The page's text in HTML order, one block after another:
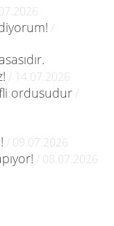
/
/ 14.07.2026
ordusudur/
/ 09.07.2026
/ 08.07.2026